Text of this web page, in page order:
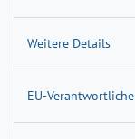
Weitere Details
EU-